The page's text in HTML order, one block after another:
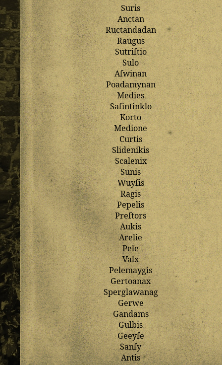
Suris
Anctan
Ructandadan
Raugus
Sutriſtio
Sulo
Aſwinan
Poadamynan
Medies
Saſintinklo
Korto
Medione
Curtis
Slidenikis
Scalenix
Sunis
Wuyſis
Ragis
Pepelis
Preſtors
Aukis
Arelie
Pele
Valx
Pelemaygis
Gertoanax
Sperglawanag
Gerwe
Gandams
Gulbis
Geeyſe
Sanſy
Antis